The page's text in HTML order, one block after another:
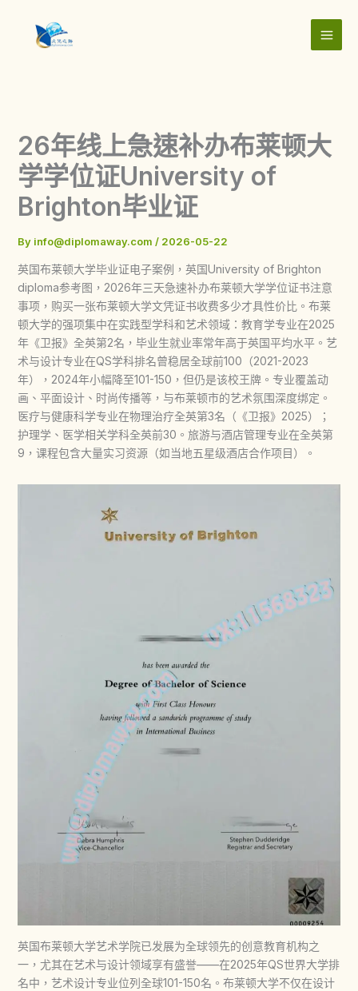
content
26年线上急速补办布莱顿大
学学位证University of
Brighton毕业证
By info@diplomaway.com / 2026-05-22
英国布莱顿大学毕业证电子案例，英国University of Brighton
diploma参考图，2026年三天急速补办布莱顿大学学位证书注意
事项，购买一张布莱顿大学文凭证书收费多少才具性价比。布莱
顿大学的强项集中在实践型学科和艺术领域：教育学专业在2025
年《卫报》全英第2名，毕业生就业率常年高于英国平均水平。艺
术与设计专业在QS学科排名曾稳居全球前100（2021-2023
年），2024年小幅降至101-150，但仍是该校王牌。专业覆盖动
画、平面设计、时尚传播等，与布莱顿市的艺术氛围深度绑定。
医疗与健康科学专业在物理治疗全英第3名（《卫报》2025）；
护理学、医学相关学科全英前30。旅游与酒店管理专业在全英第
9，课程包含大量实习资源（如当地五星级酒店合作项目）。
英国布莱顿大学艺术学院已发展为全球领先的创意教育机构之
一，尤其在艺术与设计领域享有盛誉——在2025年QS世界大学排
名中，艺术设计专业位列全球101-150名。布莱顿大学不仅在设计